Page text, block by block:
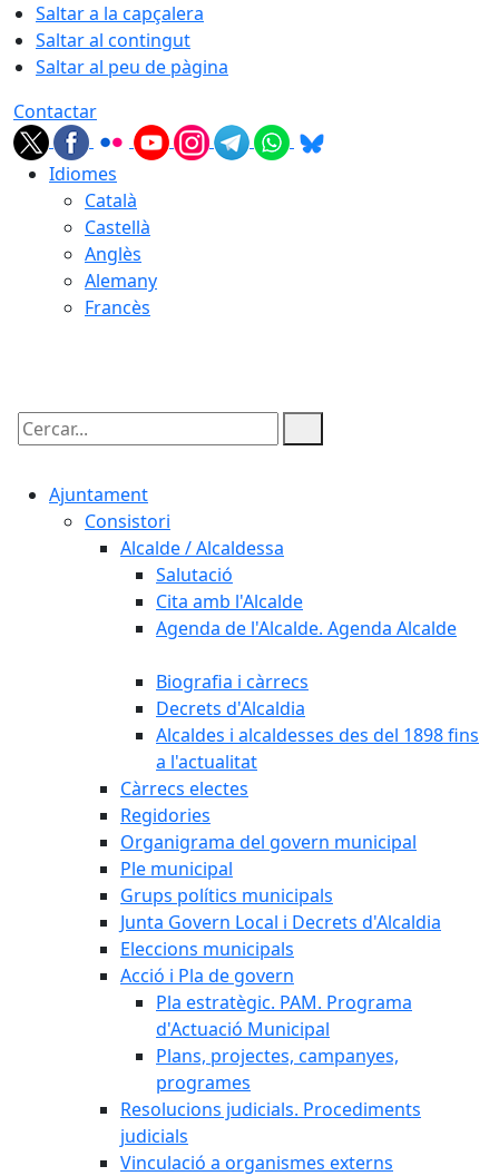
Saltar a la capçalera
Saltar al contingut
Saltar al peu de pàgina
Contactar
Idiomes
Català
Castellà
Anglès
Alemany
Francès
Cercar:
Ajuntament
Consistori
Alcalde / Alcaldessa
Salutació
Cita amb l'Alcalde
Agenda de l'Alcalde. Agenda Alcalde
Biografia i càrrecs
Decrets d'Alcaldia
Alcaldes i alcaldesses des del 1898 fins
a l'actualitat
Càrrecs electes
Regidories
Organigrama del govern municipal
Ple municipal
Grups polítics municipals
Junta Govern Local i Decrets d'Alcaldia
Eleccions municipals
Acció i Pla de govern
Pla estratègic. PAM. Programa
d'Actuació Municipal
Plans, projectes, campanyes,
programes
Resolucions judicials. Procediments
judicials
Vinculació a organismes externs